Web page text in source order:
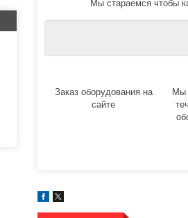
Мы стараемся чтобы
Заказ оборудования на
сайте
Мы